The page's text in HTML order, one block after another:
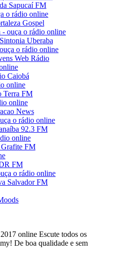
Sapucaí FM
Gospel
Uberaba
Web Rádio
Caiobá
Terra FM
News
92.3 FM
FM
FM
Salvador FM
online Escute todos os
De boa qualidade e sem